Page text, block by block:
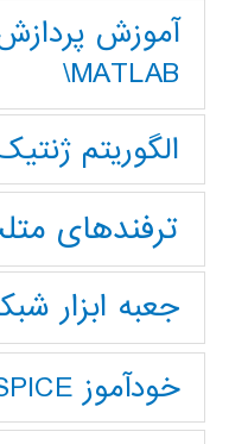
آموزش
MATLAB\
الگوریتم
ترفندهای
جعبه ابزار
خودآموز HSPICE